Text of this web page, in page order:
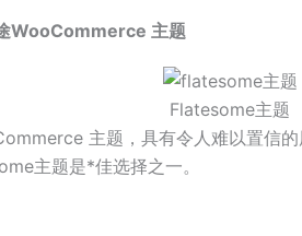
WooCommerce 主题
Flatesome主题
主题，具有令人难以置信
主题是*佳选择之一。